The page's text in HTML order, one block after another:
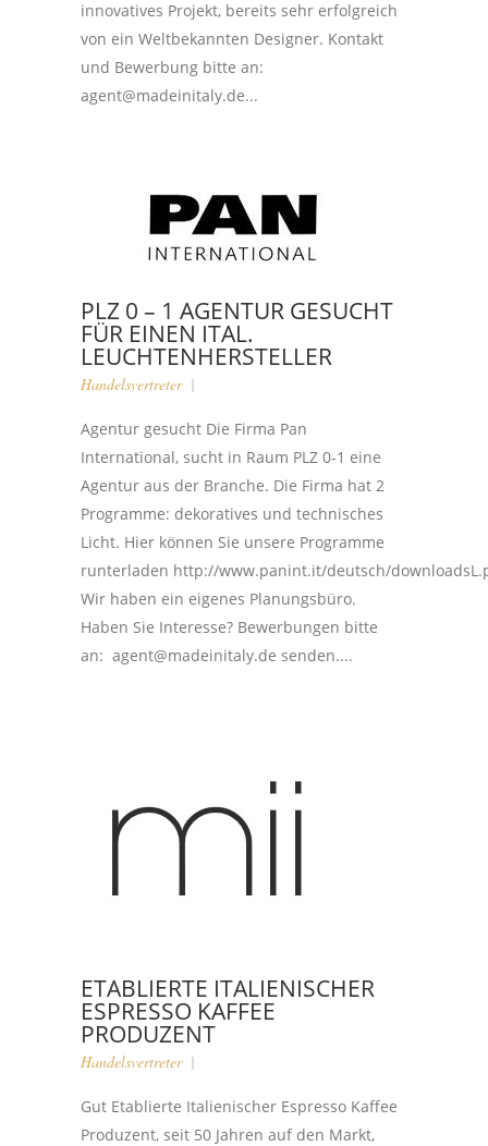
innovatives Projekt, bereits sehr erfolgreich
von ein Weltbekannten Designer. Kontakt
und Bewerbung bitte an:
agent@madeinitaly.de...
PLZ 0 – 1 AGENTUR GESUCHT
FÜR EINEN ITAL.
LEUCHTENHERSTELLER
Handelsvertreter
Agentur gesucht Die Firma Pan
International, sucht in Raum PLZ 0-1 eine
Agentur aus der Branche. Die Firma hat 2
Programme: dekoratives und technisches
Licht. Hier können Sie unsere Programme
runterladen http://www.panint.it/deutsch/
Wir haben ein eigenes Planungsbüro.
Haben Sie Interesse? Bewerbungen bitte
an: agent@madeinitaly.de senden....
ETABLIERTE ITALIENISCHER
ESPRESSO KAFFEE
PRODUZENT
Handelsvertreter
Gut Etablierte Italienischer Espresso Kaffee
Produzent, seit 50 Jahren auf den Markt,